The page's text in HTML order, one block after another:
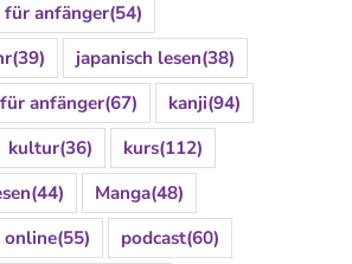
für anfänger(54)
(39) japanisch lesen(38)
anfänger(67) kanji(94)
kultur(36) kurs(112)
(44) Manga(48)
online(55) podcast(60)